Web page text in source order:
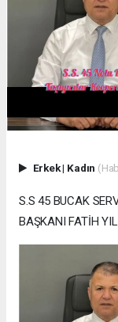
Erkek| Kadın
S.S 45 BUCAK
BAŞKANI FATİH